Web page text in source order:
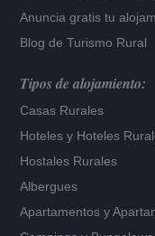
Anuncia gratis tu
Blog de Turismo Rural
Tipos de alojamiento:
Casas Rurales
Hoteles y Hoteles
Hostales Rurales
Albergues
Apartamentos y